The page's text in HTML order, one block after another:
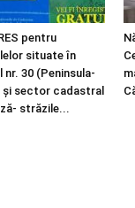
pentru
situate în
30 (Peninsula-
și sector cadastral
străzile...